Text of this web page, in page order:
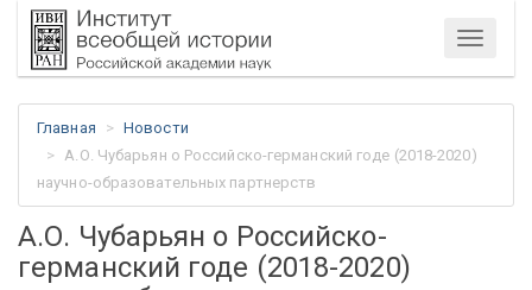
Меню
Главная
Новости
А.О. Чубарьян о Российско-германский годе (2018-2020)
научно-образовательных партнерств
А.О. Чубарьян о Российско-
германский годе (2018-2020)